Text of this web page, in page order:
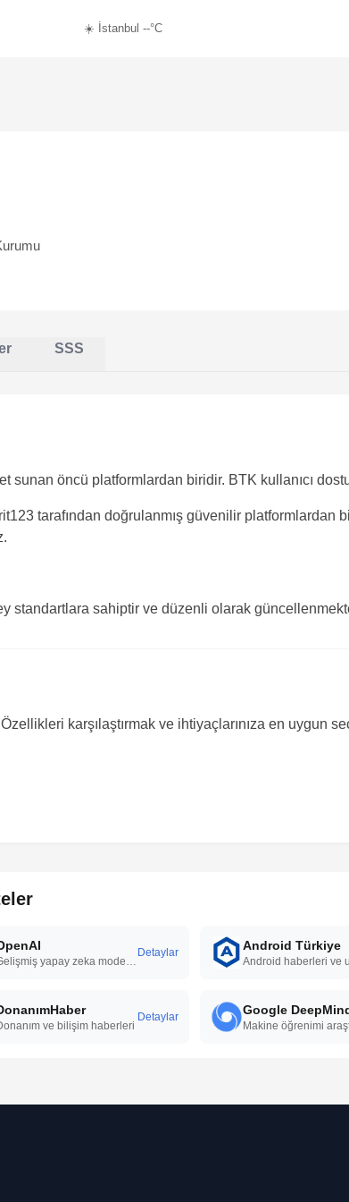
☀️ İstanbul --°C
SSS
sunan öncü platformlardan biridir. BTK kullanıcı
tarafından doğrulanmış güvenilir platformlardan
standartlara sahiptir ve düzenli olarak
karşılaştırmak ve ihtiyaçlarınıza en uygun
Detaylar Android Türkiye
ve bilişim haberleri
Detaylar Google